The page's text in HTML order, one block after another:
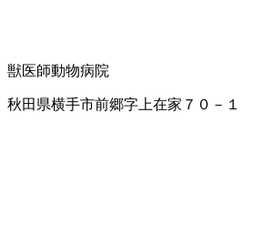
獣医師動物病院
秋田県横手市前郷字上在家７０－１